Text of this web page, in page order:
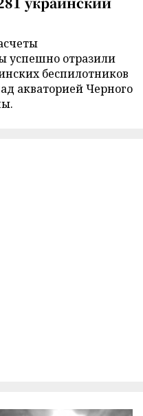
успешно отразили
беспилотников
акваторией Черного